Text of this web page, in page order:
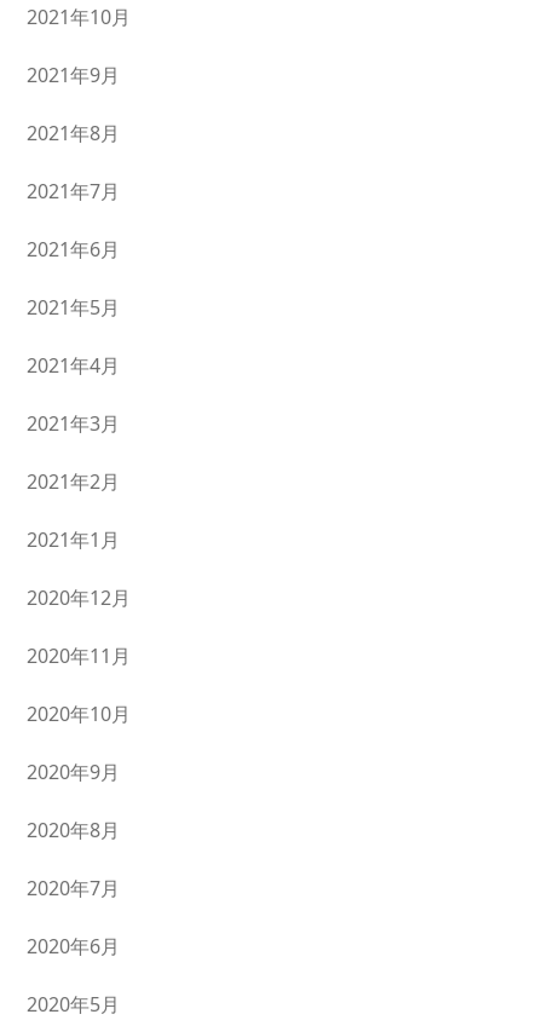
2021年10月
2021年9月
2021年8月
2021年7月
2021年6月
2021年5月
2021年4月
2021年3月
2021年2月
2021年1月
2020年12月
2020年11月
2020年10月
2020年9月
2020年8月
2020年7月
2020年6月
2020年5月